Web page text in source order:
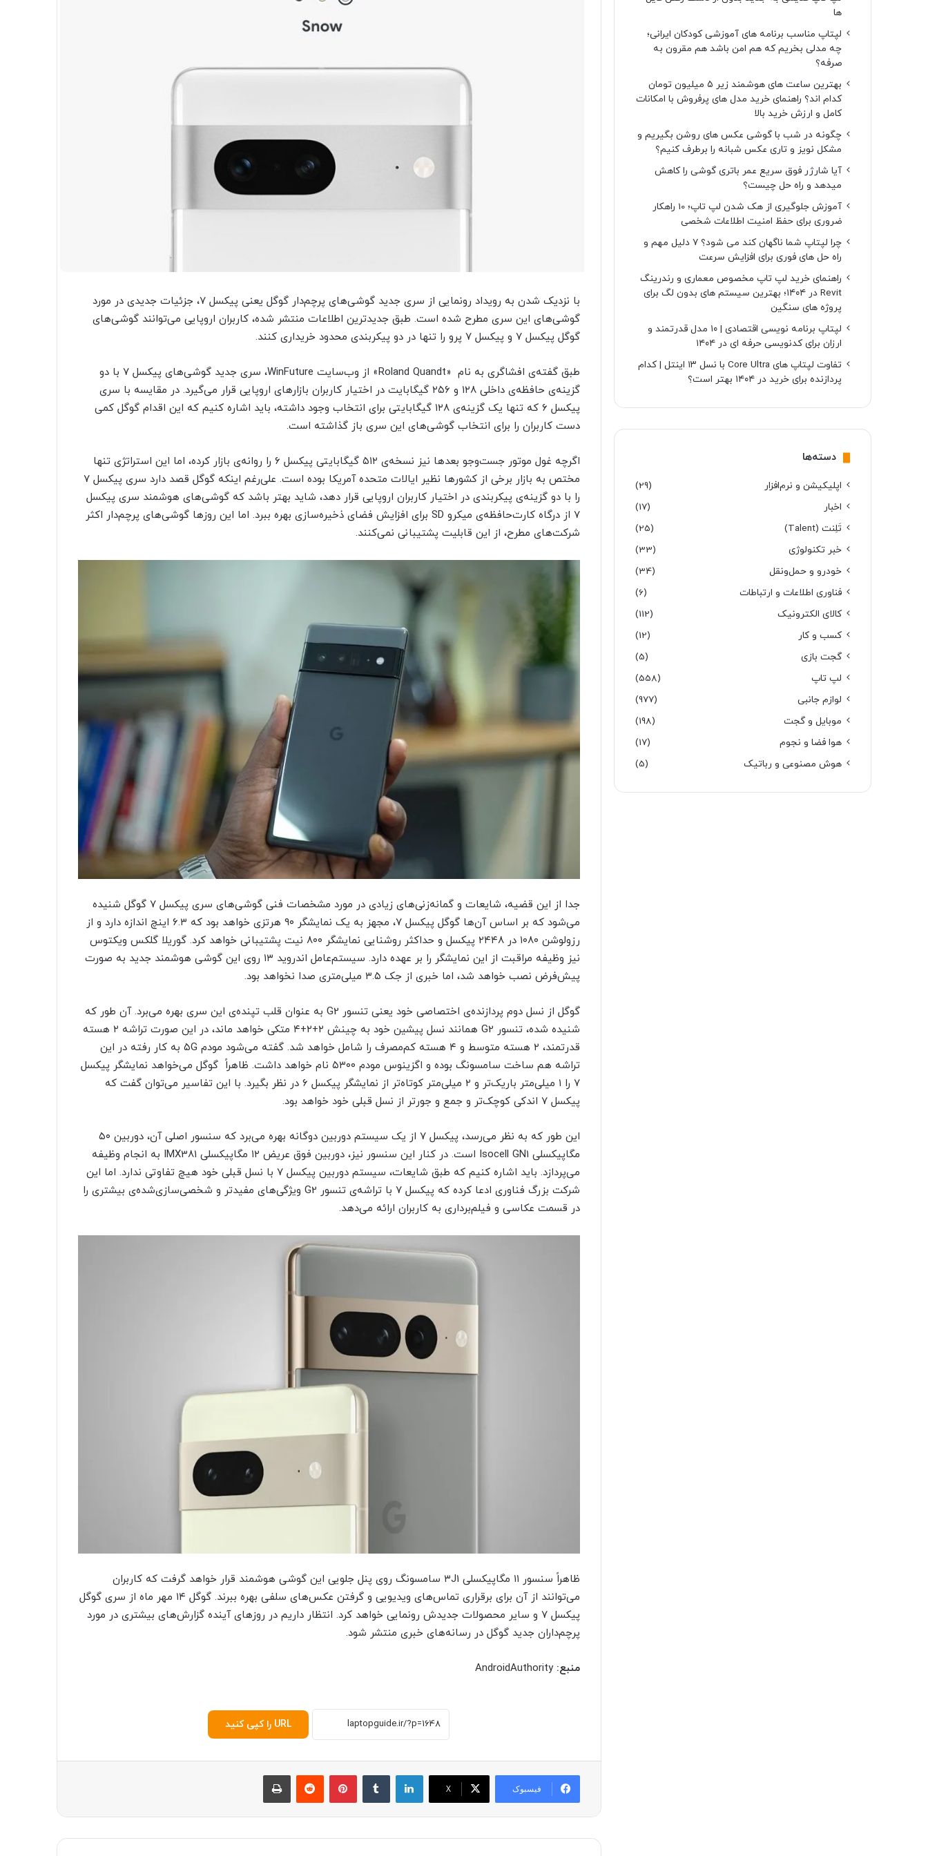
با نزدیک شدن به رویداد رونمایی از سری جدید گوشی‌های پرچم‌دار گوگل یعنی پیکسل ۷، جزئیات جدیدی در مورد
گوشی‌های این سری مطرح شده است. طبق جدیدترین اطلاعات منتشر شده، کاربران اروپایی می‌توانند گوشی‌های
گوگل پیکسل ۷ و پیکسل ۷ پرو را تنها در دو پیکربندی محدود خریداری کنند.
طبق گفته‌ی افشاگری به نام «Roland Quandt» از وب‌سایت WinFuture، سری جدید گوشی‌های پیکسل ۷ با دو
گزینه‌ی حافظه‌ی داخلی ۱۲۸ و ۲۵۶ گیگابایت در اختیار کاربران بازارهای اروپایی قرار می‌گیرد. در مقایسه با سری
پیکسل ۶ که تنها یک گزینه‌ی ۱۲۸ گیگابایتی برای انتخاب وجود داشته، باید اشاره کنیم که این اقدام گوگل کمی
دست کاربران را برای انتخاب گوشی‌های این سری باز گذاشته است.
اگرچه غول موتور جست‌وجو بعدها نیز نسخه‌ی ۵۱۲ گیگابایتی پیکسل ۶ را روانه‌ی بازار کرده، اما این استراتژی تنها
مختص به بازار برخی از کشورها نظیر ایالات متحده آمریکا بوده است. علی‌رغم اینکه گوگل قصد دارد سری پیکسل ۷
را با دو گزینه‌ی پیکربندی در اختیار کاربران اروپایی قرار دهد، شاید بهتر باشد که گوشی‌های هوشمند سری پیکسل
۷ از درگاه کارت‌حافظه‌ی میکرو SD برای افزایش فضای ذخیره‌سازی بهره ببرد. اما این روزها گوشی‌های پرچم‌دار اکثر
شرکت‌های مطرح، از این قابلیت پشتیبانی نمی‌کنند.
جدا از این قضیه، شایعات و گمانه‌زنی‌های زیادی در مورد مشخصات فنی گوشی‌های سری پیکسل ۷ گوگل شنیده
می‌شود که بر اساس آن‌ها گوگل پیکسل ۷، مجهز به یک نمایشگر ۹۰ هرتزی خواهد بود که ۶.۳ اینچ اندازه دارد و از
رزولوشن ۱۰۸۰ در ۲۴۴۸ پیکسل و حداکثر روشنایی نمایشگر ۸۰۰ نیت پشتیبانی خواهد کرد. گوریلا گلکس ویکتوس
نیز وظیفه مراقبت از این نمایشگر را بر عهده دارد. سیستم‌عامل اندروید ۱۳ روی این گوشی هوشمند جدید به صورت
پیش‌فرض نصب خواهد شد، اما خبری از جک ۳.۵ میلی‌متری صدا نخواهد بود.
گوگل از نسل دوم پردازنده‌ی اختصاصی خود یعنی تنسور G2 به عنوان قلب تپنده‌ی این سری بهره می‌برد. آن طور که
شنیده شده، تنسور G2 همانند نسل پیشین خود به چینش ۲+۲+۴ متکی خواهد ماند، در این صورت تراشه ۲ هسته
قدرتمند، ۲ هسته متوسط و ۴ هسته کم‌مصرف را شامل خواهد شد. گفته می‌شود مودم ۵G به کار رفته در این
تراشه هم ساخت سامسونگ بوده و اگزینوس مودم ۵۳۰۰ نام خواهد داشت. ظاهراً گوگل می‌خواهد نمایشگر پیکسل
۷ را ۱ میلی‌متر باریک‌تر و ۲ میلی‌متر کوتاه‌تر از نمایشگر پیکسل ۶ در نظر بگیرد. با این تفاسیر می‌توان گفت که
پیکسل ۷ اندکی کوچک‌تر و جمع و جورتر از نسل قبلی خود خواهد بود.
این طور که به نظر می‌رسد، پیکسل ۷ از یک سیستم دوربین دوگانه بهره می‌برد که سنسور اصلی آن، دوربین ۵۰
مگاپیکسلی Isocell GN1 است. در کنار این سنسور نیز، دوربین فوق عریض ۱۲ مگاپیکسلی IMX381 به انجام وظیفه
می‌پردازد. باید اشاره کنیم که طبق شایعات، سیستم دوربین پیکسل ۷ با نسل قبلی خود هیچ تفاوتی ندارد. اما این
شرکت بزرگ فناوری ادعا کرده که پیکسل ۷ با تراشه‌ی تنسور G2 ویژگی‌های مفیدتر و شخصی‌سازی‌شده‌ی بیشتری را
در قسمت عکاسی و فیلم‌برداری به کاربران ارائه می‌دهد.
ظاهراً سنسور ۱۱ مگاپیکسلی ۳J1 سامسونگ روی پنل جلویی این گوشی هوشمند قرار خواهد گرفت که کاربران
می‌توانند از آن برای برقراری تماس‌های ویدیویی و گرفتن عکس‌های سلفی بهره ببرند. گوگل ۱۴ مهر ماه از سری گوگل
پیکسل ۷ و سایر محصولات جدیدش رونمایی خواهد کرد. انتظار داریم در روزهای آینده گزارش‌های بیشتری در مورد
پرچم‌داران جدید گوگل در رسانه‌های خبری منتشر شود.
منبع:AndroidAuthority
URL را کپی کنید
فیسبوک X
لینکدین پینترست ‫رددیت
ها
لپتاپ مناسب برنامه های آموزشی کودکان ایرانی؛
چه مدلی بخریم که هم امن باشد هم مقرون به
صرفه؟
بهترین ساعت های هوشمند زیر ۵ میلیون تومان
کدام اند؟ راهنمای خرید مدل های پرفروش با امکانات
کامل و ارزش خرید بالا
چگونه در شب با گوشی عکس های روشن بگیریم و
مشکل نویز و تاری عکس شبانه را برطرف کنیم؟
آیا شارژر فوق سریع عمر باتری گوشی را کاهش
میدهد و راه حل چیست؟
آموزش جلوگیری از هک شدن لپ تاپ؛ 10 راهکار
ضروری برای حفظ امنیت اطلاعات شخصی
چرا لپتاپ شما ناگهان کند می شود؟ ۷ دلیل مهم و
راه حل های فوری برای افزایش سرعت
راهنمای خرید لپ تاپ مخصوص معماری و رندرینگ
Revit در ۱۴۰۴؛ بهترین سیستم های بدون لگ برای
پروژه های سنگین
لپتاپ برنامه نویسی اقتصادی | ۱۰ مدل قدرتمند و
ارزان برای کدنویسی حرفه ای در ۱۴۰۴
تفاوت لپتاپ های Core Ultra با نسل ۱۳ اینتل | کدام
پردازنده برای خرید در ۱۴۰۴ بهتر است؟
دسته‌ها
اپلیکیشن و نرم‌افزار
(29)
اخبار
(17)
تَلِنت (Talent)
(25)
خبر تکنولوژی
(33)
خودرو و حمل‌و‌نقل
(34)
فناوری اطلاعات و ارتباطات
(6)
کالای الکترونیک
(112)
کسب و کار
(12)
گجت بازی
(5)
لپ تاپ
(558)
لوازم جانبی
(977)
موبایل و گجت
(198)
هوا فضا و نجوم
(17)
هوش مصنوعی و رباتیک
(5)